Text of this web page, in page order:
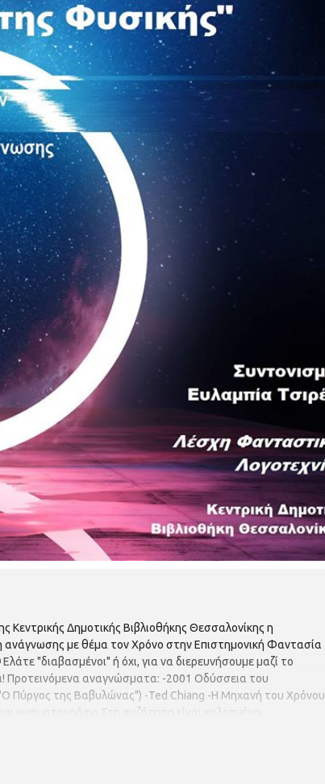
Δημοτικής Βιβλιοθήκης Θεσσαλονίκης η
ανάγνωσης με θέμα τον Χρόνο στην Επιστημονική Φαντασία
Ελάτε "διαβασμένοι" ή όχι, για να διερευνήσουμε μαζί το
Προτεινόμενα αναγνώσματα: -2001 Οδύσσεια του
Πύργος της Βαβυλώνας") -Ted Chiang -Η Μηχανή του Χρόνου
κινηματογράφο Στη συζήτηση είναι καλεσμένοι